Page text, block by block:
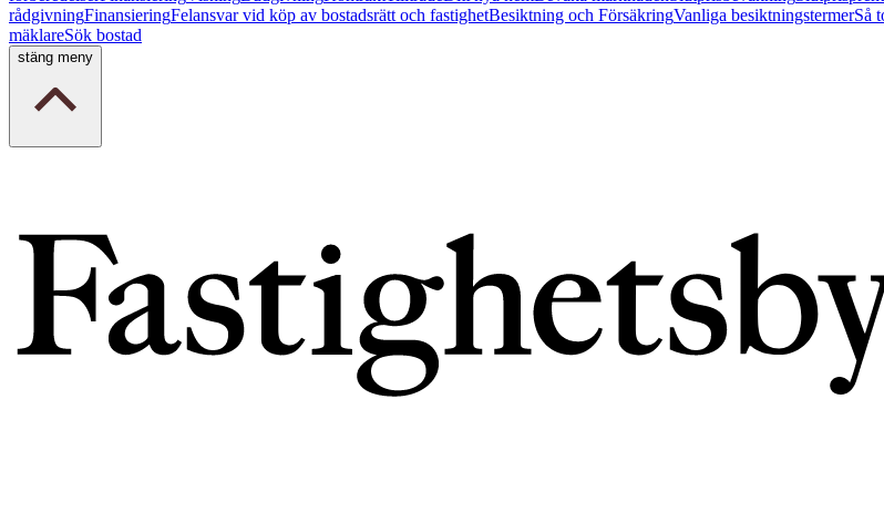
rådgivningFinansieringFelansvar vid köp av bostadsrätt och fastighetBesiktning och FörsäkringVanliga besiktningstermerSå
mäklareSök bostad
stäng meny